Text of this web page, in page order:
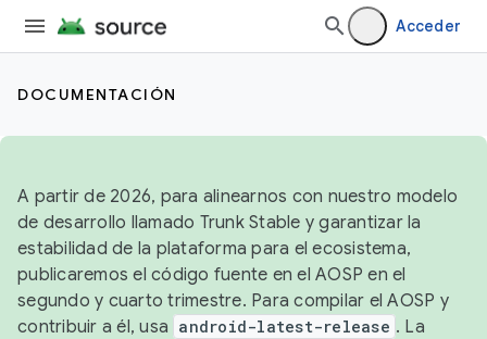
Acceder
DOCUMENTACIÓN
A partir de 2026, para alinearnos con nuestro modelo
de desarrollo llamado Trunk Stable y garantizar la
estabilidad de la plataforma para el ecosistema,
publicaremos el código fuente en el AOSP en el
segundo y cuarto trimestre. Para compilar el AOSP y
contribuir a él, usa android-latest-release . La